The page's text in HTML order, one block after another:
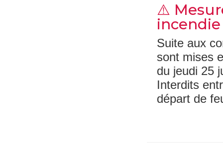
⚠️
incendie
Suite aux
sont mises
du jeudi 25
Interdits
départ de